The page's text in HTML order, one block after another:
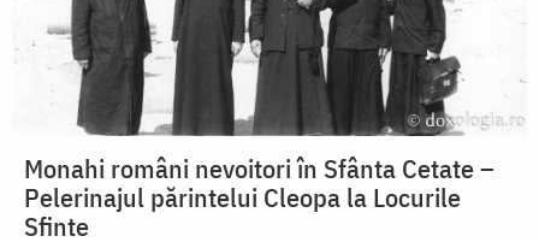
Monahi români nevoitori în Sfânta Cetate –
Pelerinajul părintelui Cleopa la Locurile
Sfinte